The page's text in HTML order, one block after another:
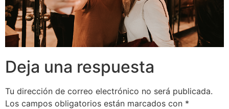
Deja una respuesta
Tu dirección de correo electrónico no será publicada.
Los campos obligatorios están marcados con *